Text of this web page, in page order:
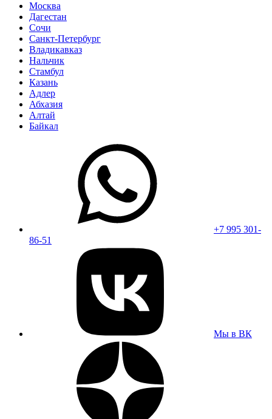
Москва
Дагестан
Сочи
Санкт-Петербург
Владикавказ
Нальчик
Стамбул
Казань
Адлер
Абхазия
Алтай
Байкал
+7 995 301-
86-51
Мы в ВК